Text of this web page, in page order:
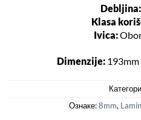
Debljina:
Klasa
Ivica:
Dimenzije:193mm
Ознаке:8mm,